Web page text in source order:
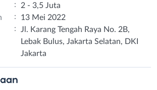
:
2 - 3,5 Juta
:
13 Mei 2022
:
Jl. Karang Tengah Raya No. 2B,
Lebak Bulus, Jakarta Selatan, DKI
Jakarta